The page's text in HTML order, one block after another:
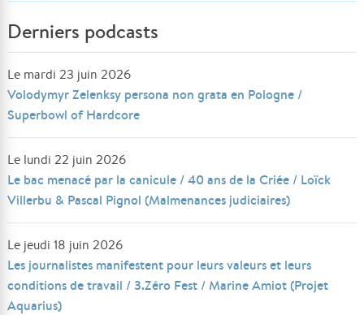
Derniers podcasts
Le mardi 23 juin 2026
Volodymyr Zelenksy persona non grata en Pologne /
Superbowl of Hardcore
Le lundi 22 juin 2026
Le bac menacé par la canicule / 40 ans de la Criée / Loïck
Villerbu & Pascal Pignol (Malmenances judiciaires)
Le jeudi 18 juin 2026
Les journalistes manifestent pour leurs valeurs et leurs
conditions de travail / 3.Zéro Fest / Marine Amiot (Projet
Aquarius)